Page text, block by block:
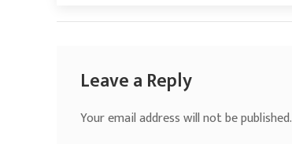
Leave a Reply
Your email address will not be published.